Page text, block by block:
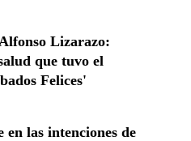
Lizarazo:
que tuvo el
Felices'
en las intenciones de